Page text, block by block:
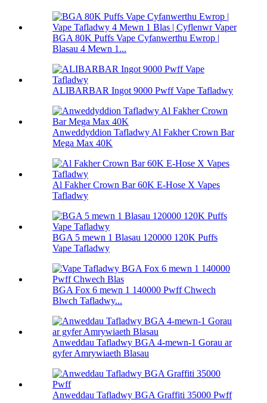
BGA 80K Puffs Vape Cyfanwerthu Ewrop |
Blasau 4 Mewn 1...
ALIBARBAR Ingot 9000 Pwff Vape Tafladwy
Anweddyddion Tafladwy Al Fakher Crown Bar
Mega Max 40K
Al Fakher Crown Bar 60K E-Hose X Vapes
Tafladwy
BGA 5 mewn 1 Blasau 120000 120K Puffs
Vape Tafladwy
BGA Fox 6 mewn 1 140000 Pwff Chwech
Blwch Tafladwy...
Anweddau Tafladwy BGA 4-mewn-1 Gorau ar
gyfer Amrywiaeth Blasau
Anweddau Tafladwy BGA Graffiti 35000 Pwff